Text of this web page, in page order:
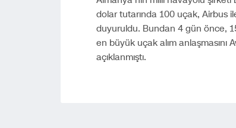
dolar tutarında 100 uçak, Airbus
duyuruldu. Bundan 4 gün önce,
en büyük uçak alım anlaşmasını
açıklanmıştı.